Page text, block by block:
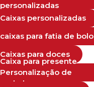
personalizadas
Caixas personalizadas
caixas para fatia de bolo
Caixas para doces
Caixa para presente
Personalização de
embalagens